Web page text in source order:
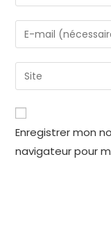
your
name
or
to
comment
Enter
your
email
address
comment
Enter
your
website
URL
(optional)
Enregistrer mon
navigateur pour